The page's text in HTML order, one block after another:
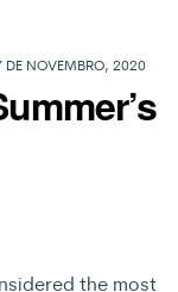
DE NOVEMBRO, 2020
the most